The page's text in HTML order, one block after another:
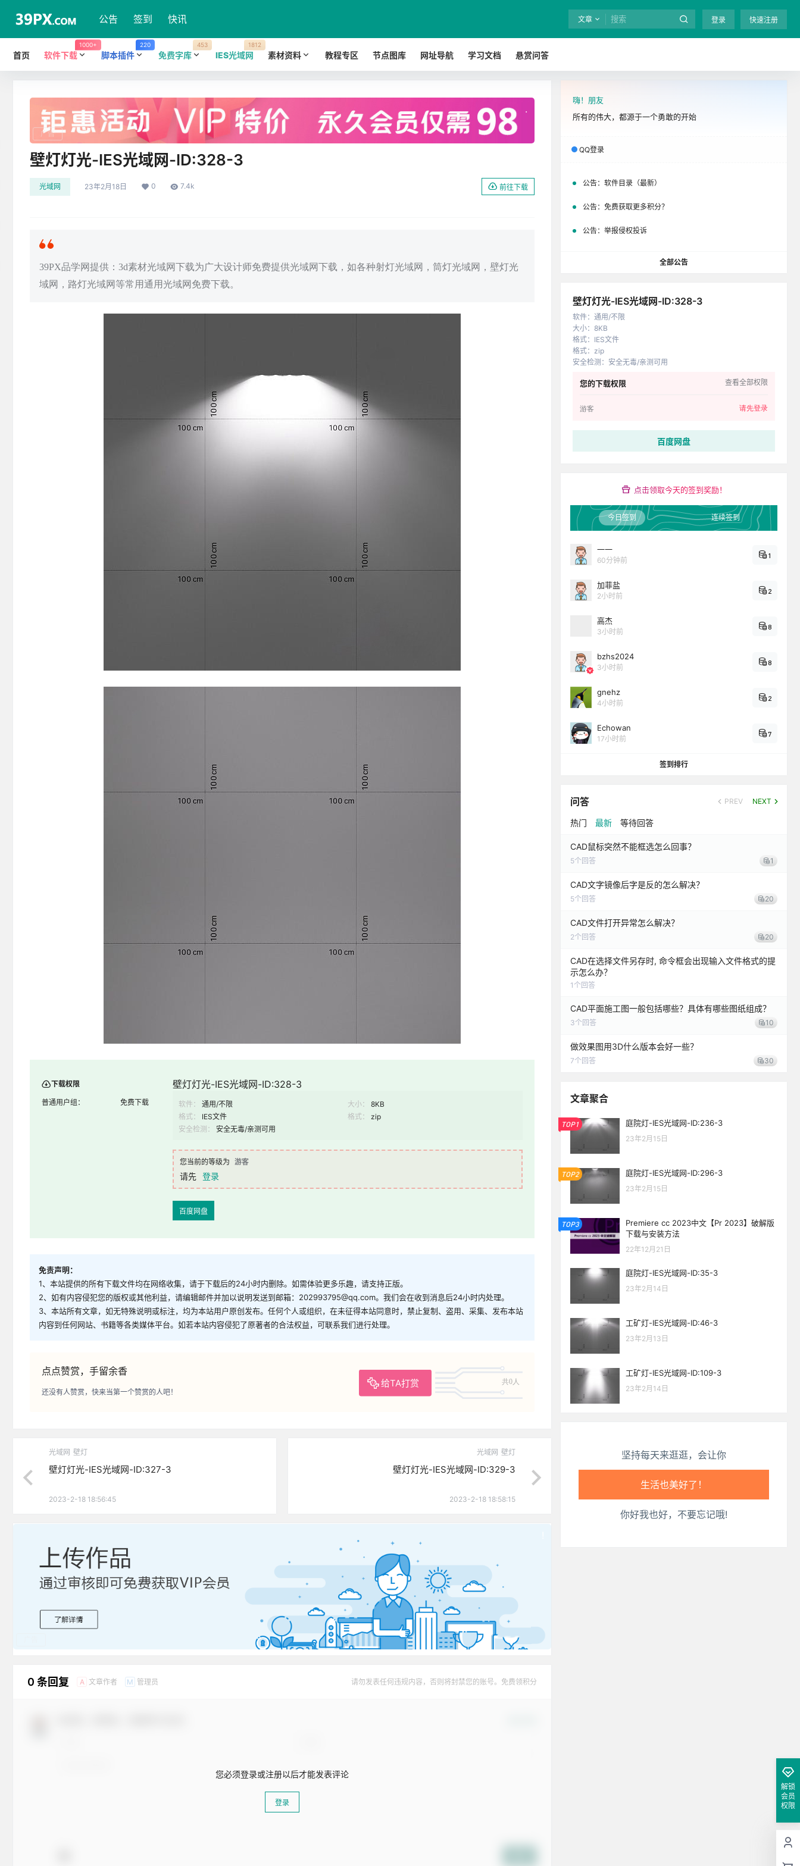
公告 签到 快讯 文章 登录 快速注册
首页 软件下载
1000+
脚本插件
220
免费字库
453
IES光域网
1812
素材资料 教程专区 节点图库 网址导航 学习文档 悬赏问答
. 全站终身免费下载！ 立即开通
广告
壁灯灯光-IES光域网-ID:328-3
光域网 23年2月18日 0 7.4k 前往下载
39PX品学网提供：3d素材光域网下载为广大设计师免费提供光域网下载，如各种射灯光域网，筒灯光域网，壁灯光
域网，路灯光域网等常用通用光域网免费下载。
下载权限
普通用户组： 免费下载
壁灯灯光-IES光域网-ID:328-3
软件： 通用/不限 大小：
8KB
格式：
IES文件 格式：
zip
安全检测：
安全无毒/亲测可用
您当前的等级为 游客
请先 登录
百度网盘
免责声明：
1、本站提供的所有下载文件均在网络收集，请于下载后的24小时内删除。如需体验更多乐趣，请支持正版。
2、如有内容侵犯您的版权或其他利益，请编辑邮件并加以说明发送到邮箱：202993795@qq.com。我们会在收到消息后24小时内处理。
3、本站所有文章，如无特殊说明或标注，均为本站用户原创发布。任何个人或组织，在未征得本站同意时，禁止复制、盗用、采集、发布本站
内容到任何网站、书籍等各类媒体平台。如若本站内容侵犯了原著者的合法权益，可联系我们进行处理。
点点赞赏，手留余香
给TA打赏 共0人
还没有人赞赏，快来当第一个赞赏的人吧！
光域网 壁灯
壁灯灯光-IES光域网-ID:327-3
2023-2-18 18:56:45
光域网 壁灯
壁灯灯光-IES光域网-ID:329-3
2023-2-18 18:58:15
0 条回复 A 文章作者 M 管理员 请勿发表任何违规内容，否则将封禁您的账号。免费领积分
您必须登录或注册以后才能发表评论
登录
嗨！朋友
所有的伟大，都源于一个勇敢的开始
QQ登录
公告： 软件目录（最新）
公告： 免费获取更多积分？
公告： 举报侵权投诉
全部公告
壁灯灯光-IES光域网-ID:328-3
软件： 通用/不限
大小： 8KB
格式： IES文件
格式： zip
安全检测 ： 安全无毒/亲测可用
您的下载权限 查看全部权限
游客 请先登录
百度网盘
点击领取今天的签到奖励！
今日签到 连续签到
一一
60分钟前
1
加菲盐
2小时前
2
高杰
3小时前
8
bzhs2024
3小时前
8
gnehz
4小时前
2
Echowan
17小时前
7
签到排行
问答 PREV NEXT
热门 最新 等待回答
CAD鼠标突然不能框选怎么回事？
5个回答 1
CAD文字镜像后字是反的怎么解决？
5个回答 20
CAD文件打开异常怎么解决？
2个回答 20
CAD在选择文件另存时, 命令框会出现输入文件格式的提
示怎么办？
1 个回答
CAD平面施工图一般包括哪些？具体有哪些图纸组成？
3个回答 10
做效果图用3D什么版本会好一些？
7个回答 30
文章聚合
TOP1 庭院灯-IES光域网-ID:236-3
23年2月15日
TOP2 庭院灯-IES光域网-ID:296-3
23年2月15日
TOP3
Premiere cc 2023中文【Pr 2023】破解版
下载与安装方法
22年12月21日
庭院灯-IES光域网-ID:35-3
23年2月14日
工矿灯-IES光域网-ID:46-3
23年2月13日
工矿灯-IES光域网-ID:109-3
23年2月14日
坚持每天来逛逛，会让你
生活也美好了！
走路也有劲了！
腰也不酸了！
工作也轻松了！
你好我也好，不要忘记哦!
解锁
会员
权限